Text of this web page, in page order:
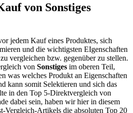
von Sonstiges
jedem Kauf eines Produktes, sich
und die wichtigsten EIgenschaften
vergleichen bzw. gegenüber zu stellen.
von Sonstiges im oberen Teil,
was welches Produkt an Eigenschaften
kann somit Selektieren und sich das
in den Top 5-Direktvergleich von
dabei sein, haben wir hier in diesem
Vergleich-Artikels die absoluten Top 20